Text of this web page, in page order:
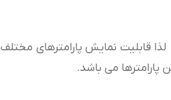
قابلیت نمایش پارامترهای مختلف
می باشد.